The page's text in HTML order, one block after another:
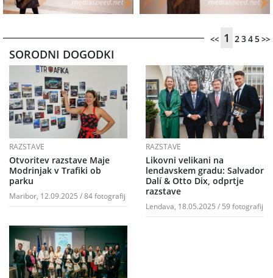
<< 1 2345>>
SORODNI DOGODKI
RAZSTAVE
Otvoritev razstave Maje
Modrinjak v Trafiki ob
parku
Maribor, 12.09.2025 / 84 fotografij
RAZSTAVE
Likovni velikani na
lendavskem gradu: Salvador
Dalí & Otto Dix, odprtje
razstave
Lendava, 18.05.2025 / 59 fotografij